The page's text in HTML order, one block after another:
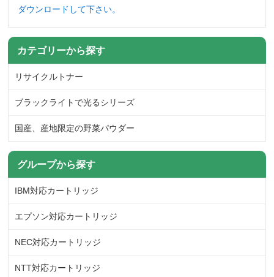
ダウンロードして下さい。
カテゴリーから探す
リサイクルトナー
ブラックライトで光るシリーズ
国産、産地限定の野菜パウダー
グループから探す
IBM対応カートリッジ
エプソン対応カートリッジ
NEC対応カートリッジ
NTT対応カートリッジ